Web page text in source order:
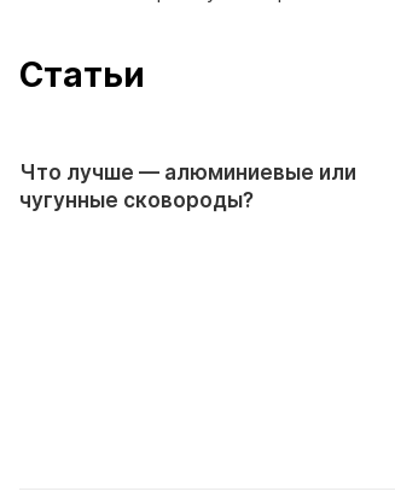
Cтатьи
Что лучше — алюминиевые или
чугунные сковороды?